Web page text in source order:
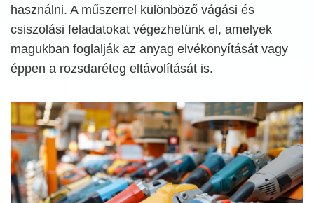
használni. A műszerrel különböző vágási és
csiszolási feladatokat végezhetünk el, amelyek
magukban foglalják az anyag elvékonyítását vagy
éppen a rozsdaréteg eltávolítását is.